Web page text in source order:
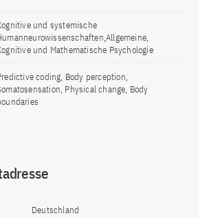
und systemische
und Mathematische Psychologie
coding, Body perception,
Physical change, Body
Deutschland